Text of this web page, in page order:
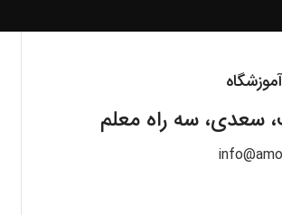
سعدی، سه راه معلم